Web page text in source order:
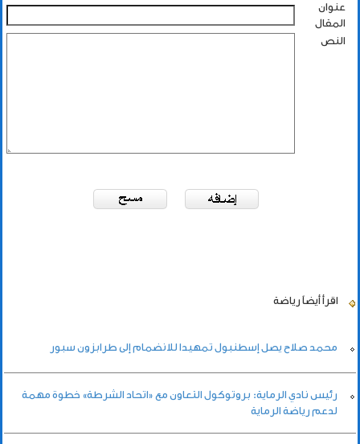
عنوان
المقال
النص
اقرأ أيضاً رياضة
محمد صلاح يصل إسطنبول تمهيدا للانضمام إلى طرابزون سبور
رئيس نادي الرماية: بروتوكول التعاون مع «اتحاد الشرطة» خطوة مهمة
لدعم رياضة الرماية